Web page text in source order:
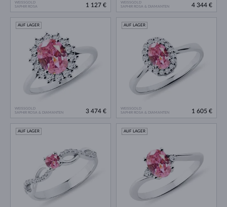
WEISSGOLD
SAPHIR ROSA
1 127 €
WEISSGOLD
SAPHIR ROSA & DIAMANTEN
4 344 €
WEISSGOLD
SAPHIR ROSA & DIAMANTEN
AUF LAGER
3 474 €
WEISSGOLD
SAPHIR ROSA & DIAMANTEN
AUF LAGER
1 605 €
AUF LAGER AUF LAGER